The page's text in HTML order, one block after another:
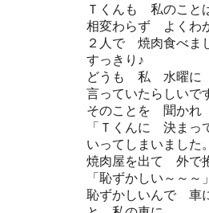
Ｔくんも 私のこ
相変わらず よくわ
２人で 焼肉食べま
すっきり♪
どうも 私 水曜に
言っていたらしいで
そのことを 聞かれ
「Ｔくんに 決まっ
いってしまいました
焼肉屋を出て 外で
「恥ずかしい～～～
恥ずかしいんで 車